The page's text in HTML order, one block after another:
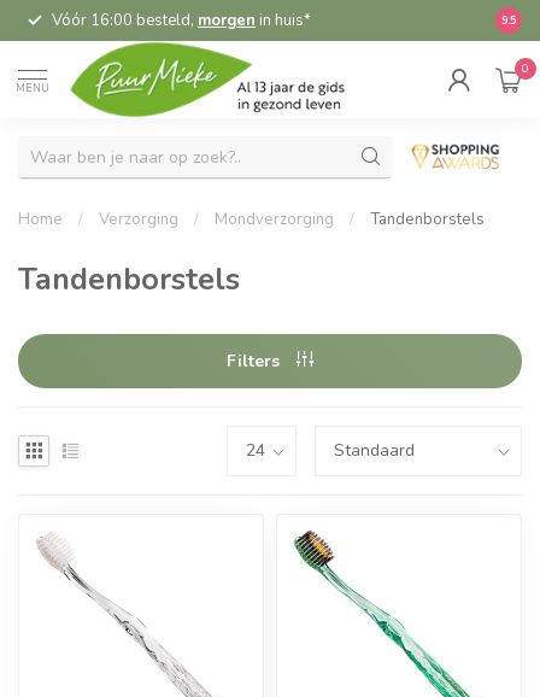
Vóór 16:00 besteld, morgen in huis* 9.5
MENU
0
Home / Verzorging / Mondverzorging / Tandenborstels
Tandenborstels
Filters